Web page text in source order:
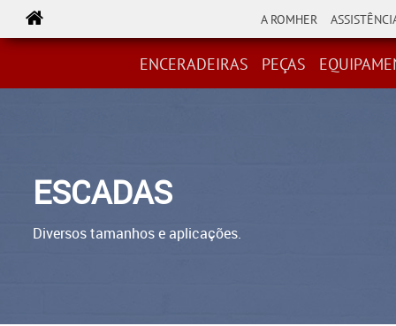
PEÇAS EQUIPAMENTOS ESCOVAS
Diversos tamanhos e aplicações.
ESCADAS
ENCERADEIRAS PEÇAS
A ROMHER